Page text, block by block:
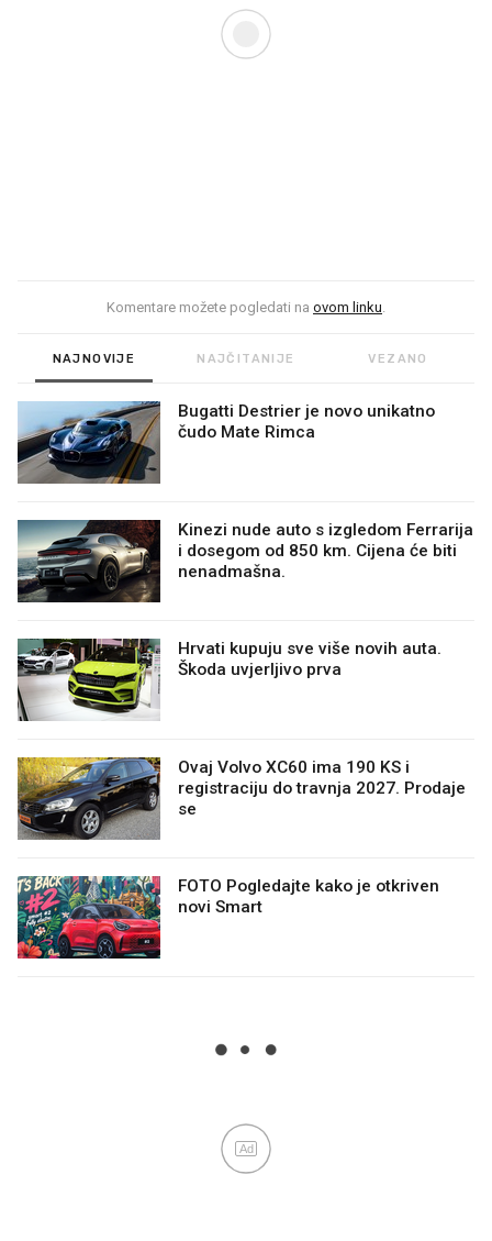
Komentare možete pogledati na ovom linku.
NAJNOVIJE NAJČITANIJE VEZANO
Bugatti Destrier je novo unikatno
čudo Mate Rimca
Kinezi nude auto s izgledom Ferrarija
i dosegom od 850 km. Cijena će biti
nenadmašna.
Hrvati kupuju sve više novih auta.
Škoda uvjerljivo prva
Ovaj Volvo XC60 ima 190 KS i
registraciju do travnja 2027. Prodaje
se
FOTO Pogledajte kako je otkriven
novi Smart
Ad